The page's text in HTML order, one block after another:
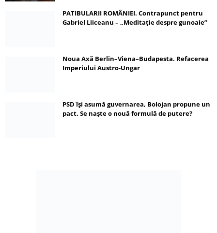
PATIBULARII ROMÂNIEI. Contrapunct pentru
Gabriel Liiceanu – „Meditație despre gunoaie”
Noua Axă Berlin–Viena–Budapesta. Refacerea
Imperiului Austro-Ungar
PSD își asumă guvernarea, Bolojan propune un
pact. Se naște o nouă formulă de putere?